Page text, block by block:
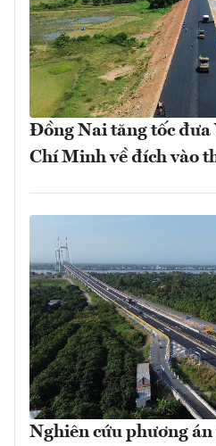
Đồng Nai tăng tốc đưa
Chí Minh về đích vào
Nghiên cứu phương